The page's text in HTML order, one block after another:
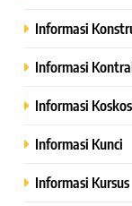
Informasi
Informasi
Informasi
Informasi Kunci
Informasi Kursus